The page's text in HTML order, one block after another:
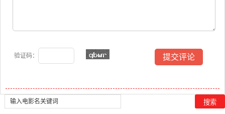
验证码：